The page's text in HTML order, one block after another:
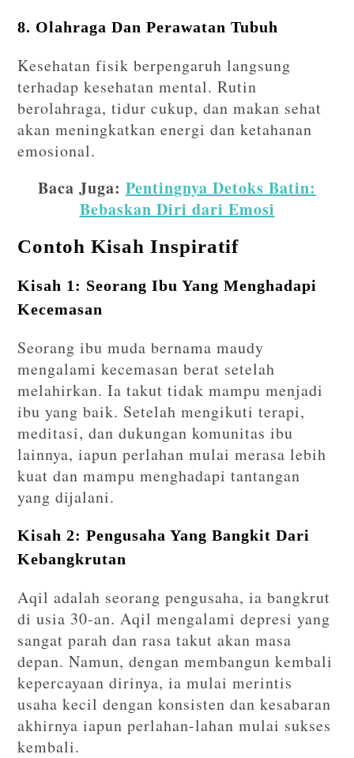
8. Olahraga Dan Perawatan Tubuh
Kesehatan fisik berpengaruh langsung
terhadap kesehatan mental. Rutin
berolahraga, tidur cukup, dan makan sehat
akan meningkatkan energi dan ketahanan
emosional.
Baca Juga: Pentingnya Detoks Batin:
Bebaskan Diri dari Emosi
Contoh Kisah Inspiratif
Kisah 1: Seorang Ibu Yang Menghadapi
Kecemasan
Seorang ibu muda bernama maudy
mengalami kecemasan berat setelah
melahirkan. Ia takut tidak mampu menjadi
ibu yang baik. Setelah mengikuti terapi,
meditasi, dan dukungan komunitas ibu
lainnya, iapun perlahan mulai merasa lebih
kuat dan mampu menghadapi tantangan
yang dijalani.
Kisah 2: Pengusaha Yang Bangkit Dari
Kebangkrutan
Aqil adalah seorang pengusaha, ia bangkrut
di usia 30-an. Aqil mengalami depresi yang
sangat parah dan rasa takut akan masa
depan. Namun, dengan membangun kembali
kepercayaan dirinya, ia mulai merintis
usaha kecil dengan konsisten dan kesabaran
akhirnya iapun perlahan-lahan mulai sukses
kembali.